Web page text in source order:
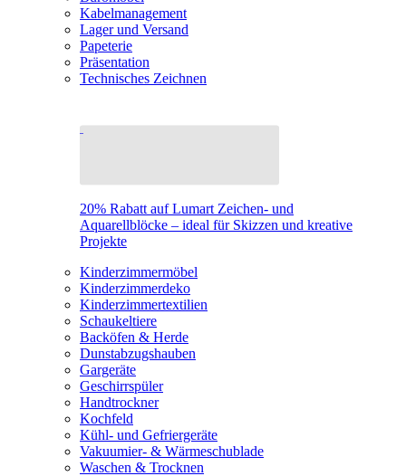
Kabelmanagement
Lager und Versand
Papeterie
Präsentation
Technisches Zeichnen
20% Rabatt auf Lumart Zeichen- und
Aquarellblöcke – ideal für Skizzen und kreative
Projekte
Kinderzimmermöbel
Kinderzimmerdeko
Kinderzimmertextilien
Schaukeltiere
Backöfen & Herde
Dunstabzugshauben
Gargeräte
Geschirrspüler
Handtrockner
Kochfeld
Kühl- und Gefriergeräte
Vakuumier- & Wärmeschublade
Waschen & Trocknen